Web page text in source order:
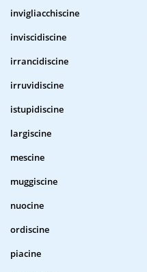
invigliacchiscine
inviscidiscine
irrancidiscine
irruvidiscine
istupidiscine
largiscine
mescine
muggiscine
nuocine
ordiscine
piacine